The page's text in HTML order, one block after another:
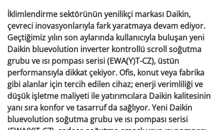
İklimlendirme sektörünün yenilikçi markası Daikin,
çevreci inovasyonlarıyla fark yaratmaya devam ediyor.
Geçtiğimiz yılın son aylarında kullanıcıyla buluşan yeni
Daikin bluevolution inverter kontrollü scroll soğutma
grubu ve ısı pompası serisi (EWA(Y)T-CZ), üstün
performansıyla dikkat çekiyor. Ofis, konut veya fabrika
gibi alanlar için tercih edilen cihaz; enerji verimliliği ve
düşük işletme maliyeti ile yatırımcılara Daikin kalitesinin
yanı sıra konfor ve tasarruf da sağlıyor. Yeni Daikin
bluevolution soğutma grubu ve ısı pompası serisi